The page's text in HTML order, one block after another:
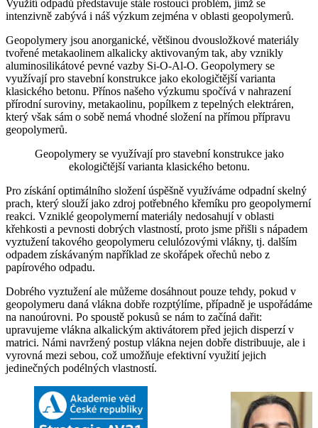
Využití odpadů představuje stále rostoucí problém, jímž se
intenzivně zabývá i náš výzkum zejména v oblasti geopolymerů.
Geopolymery jsou anorganické, většinou dvousložkové materiály
tvořené metakaolinem alkalicky aktivovaným tak, aby vznikly
aluminosilikátové pevné vazby Si-O-Al-O. Geopolymery se
využívají pro stavební konstrukce jako ekologičtější varianta
klasického betonu. Přínos našeho výzkumu spočívá v nahrazení
přírodní suroviny, metakaolinu, popílkem z tepelných elektráren,
který však sám o sobě nemá vhodné složení na přímou přípravu
geopolymerů.
Geopolymery se využívají pro stavební konstrukce jako
ekologičtější varianta klasického betonu.
Pro získání optimálního složení úspěšně využíváme odpadní skelný
prach, který slouží jako zdroj potřebného křemíku pro geopolymerní
reakci. Vzniklé geopolymerní materiály nedosahují v oblasti
křehkosti a pevnosti dobrých vlastností, proto jsme přišli s nápadem
vyztužení takového geopolymeru celulózovými vlákny, tj. dalším
odpadem získávaným například ze skořápek ořechů nebo z
papírového odpadu.
Dobrého vyztužení ale můžeme dosáhnout pouze tehdy, pokud v
geopolymeru daná vlákna dobře rozptýlíme, případně je uspořádáme
na nanoúrovni. Po spoustě pokusů se nám to začíná dařit:
upravujeme vlákna alkalickým aktivátorem před jejich disperzí v
matrici. Námi navržený postup vlákna nejen dobře distribuuje, ale i
vyrovná mezi sebou, což umožňuje efektivní využití jejich
jedinečných podélných vlastností.